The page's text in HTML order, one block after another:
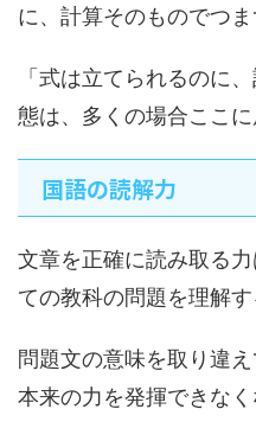
に、計算そのものでつま
「式は立てられるのに
態は、多くの場合ここに
国語の読解力
文章を正確に読み取る
ての教科の問題を理解す
問題文の意味を取り違
本来の力を発揮できなく